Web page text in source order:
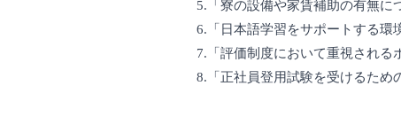
5.「寮の設備や家賃補助の有無に
6.「日本語学習をサポートする環
7.「評価制度において重視される
8.「正社員登用試験を受けるため